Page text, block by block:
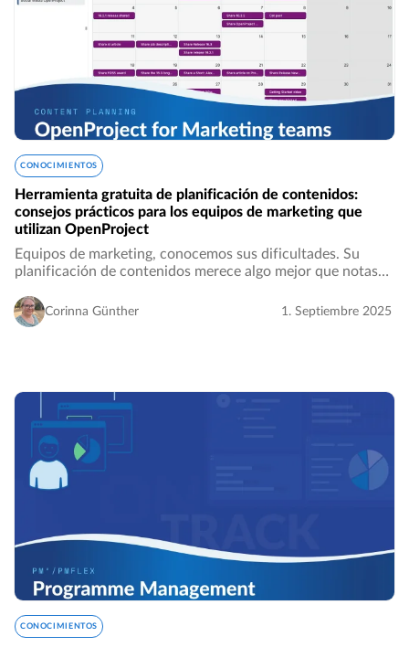
CONOCIMIENTOS
Herramienta gratuita de planificación de contenidos:
consejos prácticos para los equipos de marketing que
utilizan OpenProject
Equipos de marketing, conocemos sus dificultades. Su
planificación de contenidos merece algo mejor que notas
necesita es una estructura inteligente…
Corinna Günther 1. Septiembre 2025
CONOCIMIENTOS